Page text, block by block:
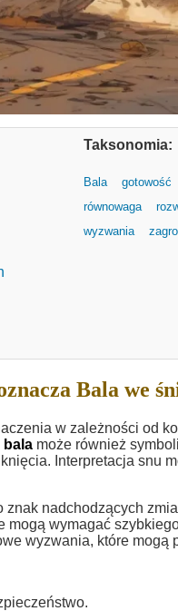
Taksonomia:
Bala gotowość
równowaga
wyzwania
Bala we
w zależności od
bala może również
Interpretacja snu
nadchodzących
wymagać
wyzwania, które mogą